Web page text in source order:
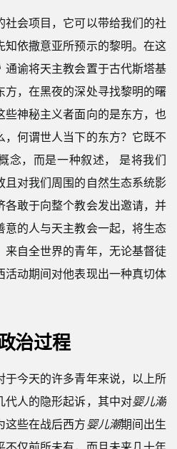
会项目，它可以带给我们的社
知依撒意亚所预示的黎明。在这
通谕将天主教会置于古代斯塔基
，在黑夜的深处寻找黎明的曙
神秘主义者面向的是东方，也
何谓世人当下的东方？它既不
念，而是一种叙述， 是将我们
且对我们周围的自然生态系统影
各敢于向整个教会发出邀请，并
的人与天主教会一起，将生态
自全世界的青年，无论基督徒
动期间对他表现出一种真切体
治过程
今天的许多青年来说，以上所
代人的隐形起诉，其中对婴儿潮
这些在战后西方婴儿潮期间出生